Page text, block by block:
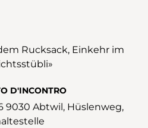
Rucksack, Einkehr im
D'INCONTRO